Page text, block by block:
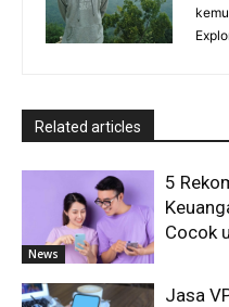
Related articles
News
5
Cocok
Jasa